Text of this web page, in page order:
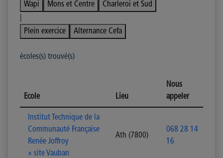
Wapi Mons et Centre
Charleroi et Sud
Plein exercice
Alternance Cefa
écoles(s) trouvé(s)
Ecole Lieu
Nous
appeler
Institut Technique de la
Communauté Française
Renée Joffroy
» site Vauban
Ath (7800)
068 28 14
16